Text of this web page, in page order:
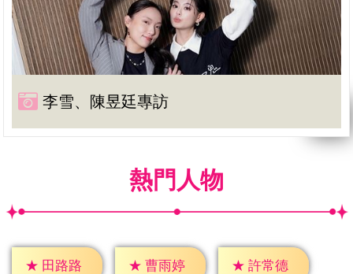
李雪、陳昱廷專訪
熱門人物
★ 田路路 ★ 曹雨婷 ★ 許常德